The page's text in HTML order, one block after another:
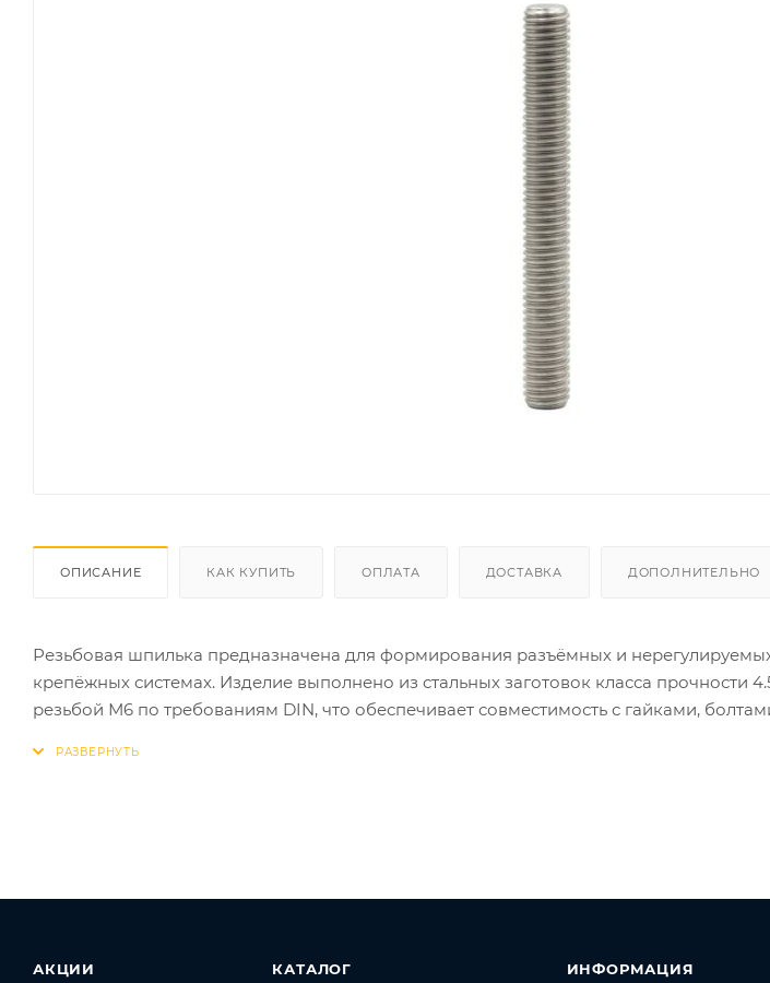
ОПИСАНИЕ КАК КУПИТЬ ОПЛАТА ДОСТАВКА ДОПОЛНИТЕЛЬНО
Резьбовая шпилька предназначена для формирования разъёмных и
крепёжных системах. Изделие выполнено из стальных заготовок класса прочности
резьбой М6 по требованиям DIN, что обеспечивает совместимость с гайками,
обеспечивает соответствие проектным параметрам.
АКЦИИ КАТАЛОГ ИНФОРМАЦИЯ